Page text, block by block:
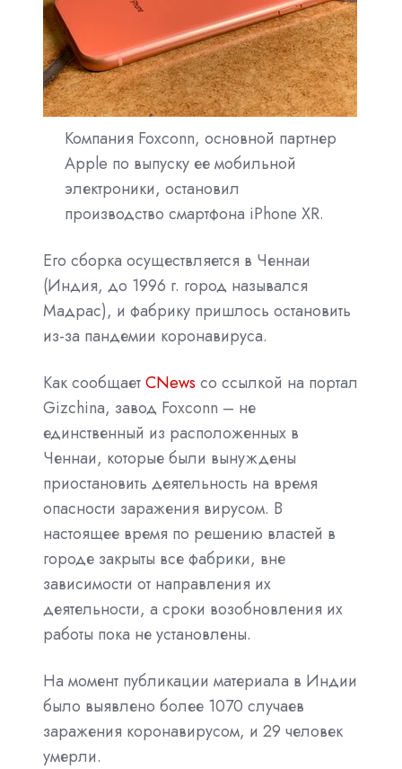
Компания Foxconn, основной партнер
Apple по выпуску ее мобильной
электроники, остановил
производство смартфона iPhone XR.
Его сборка осуществляется в Ченнаи
(Индия, до 1996 г. город назывался
Мадрас), и фабрику пришлось остановить
из-за пандемии коронавируса.
Как сообщаетCNews со ссылкой на портал
Gizchina, завод Foxconn – не
единственный из расположенных в
Ченнаи, которые были вынуждены
приостановить деятельность на время
опасности заражения вирусом. В
настоящее время по решению властей в
городе закрыты все фабрики, вне
зависимости от направления их
деятельности, а сроки возобновления их
работы пока не установлены.
На момент публикации материала в Индии
было выявлено более 1070 случаев
заражения коронавирусом, и 29 человек
умерли.